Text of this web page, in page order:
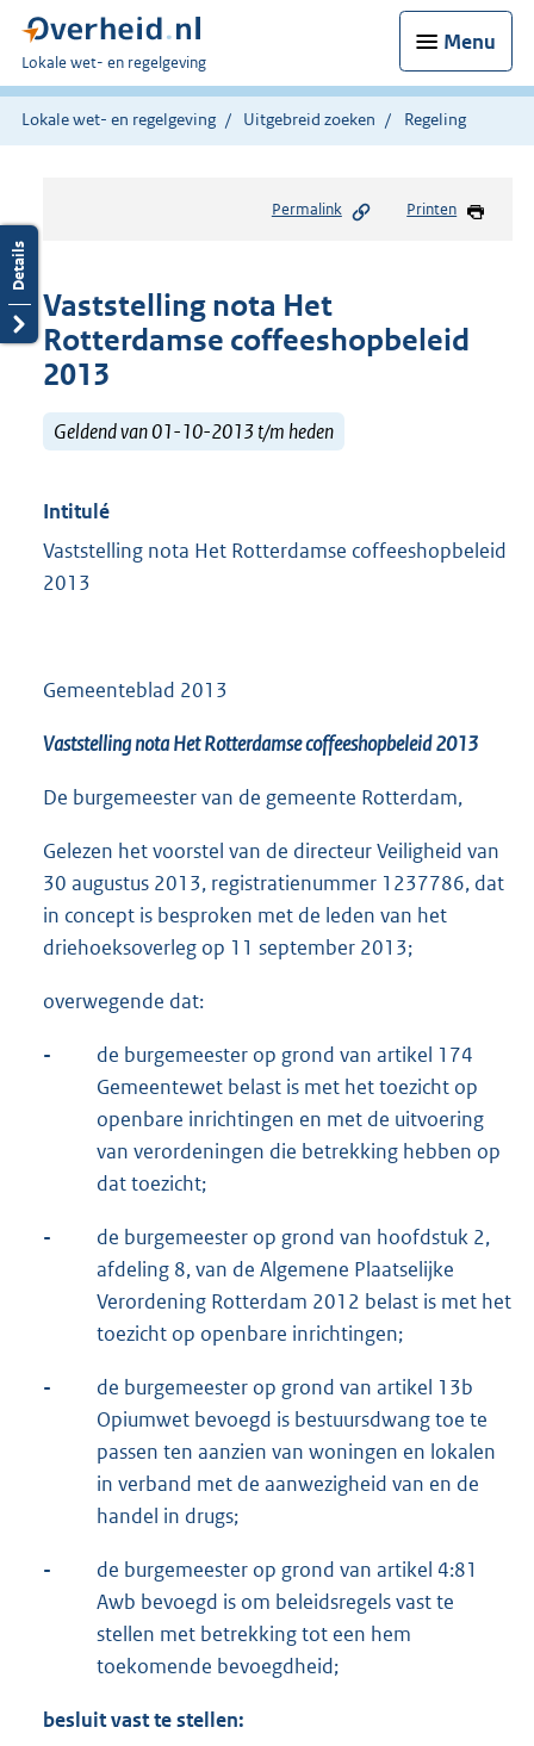
Menu
U
bent
hier:
Lokale wet- en regelgeving
Lokale wet- en regelgeving Uitgebreid zoeken Regeling
Permalink Printen
Vaststelling nota Het
Rotterdamse coffeeshopbeleid
2013
Geldend van 01-10-2013 t/m heden
Intitulé
Vaststelling nota Het Rotterdamse coffeeshopbeleid
2013
Gemeenteblad 2013
Vaststellingnota Het Rotterdamsecoffeeshopbeleid 2013
De burgemeester van de gemeente Rotterdam,
Gelezen het voorstel van de directeur Veiligheid van
30 augustus 2013, registratienummer 1237786, dat
in concept is besproken met de leden van het
driehoeksoverleg op 11 september 2013;
overwegende dat:
-
de burgemeester op grond van artikel 174
Gemeentewet belast is met het toezicht op
openbare inrichtingen en met de uitvoering
van verordeningen die betrekking hebben op
dat toezicht;
-
de burgemeester op grond van hoofdstuk 2,
afdeling 8, van de Algemene Plaatselijke
Verordening Rotterdam 2012 belast is met het
toezicht op openbare inrichtingen;
-
de burgemeester op grond van artikel 13b
Opiumwet bevoegd is bestuursdwang toe te
passen ten aanzien van woningen en lokalen
in verband met de aanwezigheid van en de
handel in drugs;
-
de burgemeester op grond van artikel 4:81
Awb bevoegd is om beleidsregels vast te
stellen met betrekking tot een hem
toekomende bevoegdheid;
besluit vast te stellen: